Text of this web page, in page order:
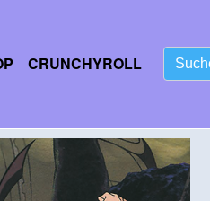
CRUNCHYROLL